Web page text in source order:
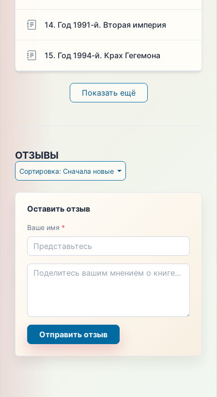
14. Год 1991-й. Вторая империя
15. Год 1994-й. Крах Гегемона
Показать ещё
ОТЗЫВЫ
Сортировка: Сначала новые
Оставить отзыв
Ваше имя *
Отправить отзыв